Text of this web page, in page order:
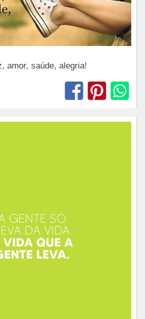
amor, saúde, alegria!